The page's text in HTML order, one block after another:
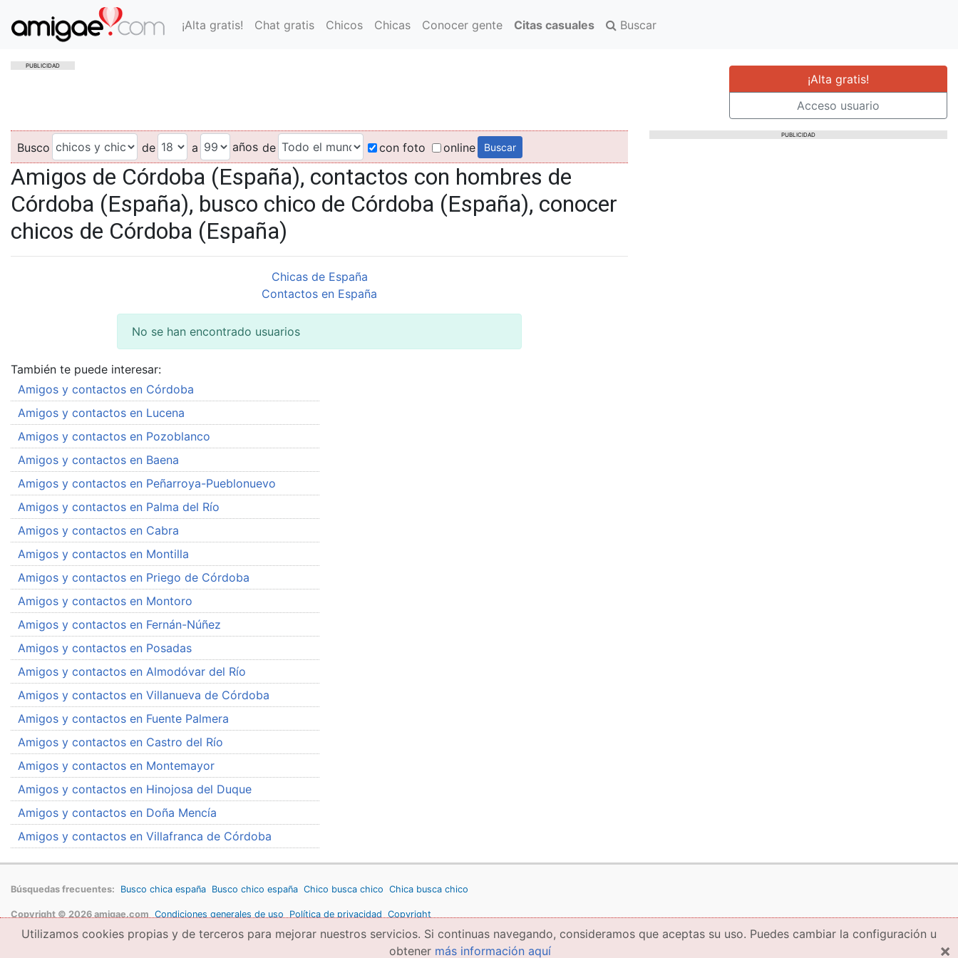
¡Alta gratis! Chat gratis Chicos Chicas Conocer gente Citas casuales Buscar
PUBLICIDAD
¡Alta gratis!
Acceso usuario
Busco de a años de con foto online
Amigos de Córdoba (España), contactos con hombres de
Córdoba (España), busco chico de Córdoba (España), conocer
chicos de Córdoba (España)
Chicas de España
Contactos en España
No se han encontrado usuarios
También te puede interesar:
Amigos y contactos en Córdoba
Amigos y contactos en Lucena
Amigos y contactos en Pozoblanco
Amigos y contactos en Baena
Amigos y contactos en Peñarroya-Pueblonuevo
Amigos y contactos en Palma del Río
Amigos y contactos en Cabra
Amigos y contactos en Montilla
Amigos y contactos en Priego de Córdoba
Amigos y contactos en Montoro
Amigos y contactos en Fernán-Núñez
Amigos y contactos en Posadas
Amigos y contactos en Almodóvar del Río
Amigos y contactos en Villanueva de Córdoba
Amigos y contactos en Fuente Palmera
Amigos y contactos en Castro del Río
Amigos y contactos en Montemayor
Amigos y contactos en Hinojosa del Duque
Amigos y contactos en Doña Mencía
Amigos y contactos en Villafranca de Córdoba
PUBLICIDAD
Búsquedas frecuentes: Busco chica españa Busco chico españa Chico busca chico Chica busca chico
Copyright © 2026 amigae.com Condiciones generales de uso Política de privacidad Copyright
Utilizamos cookies propias y de terceros para mejorar nuestros servicios. Si continuas navegando, consideramos que aceptas su uso. Puedes cambiar la configuración u
obtener más información aquí ×